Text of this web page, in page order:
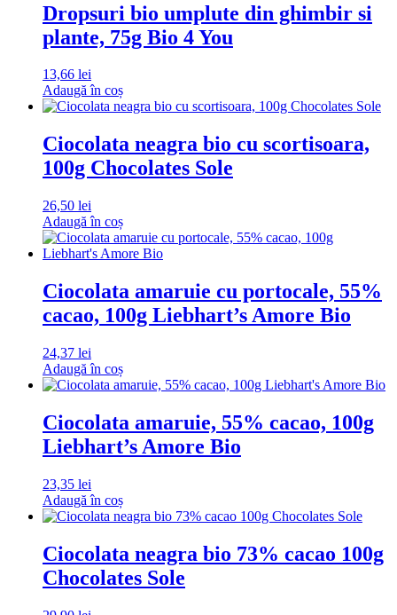
Dropsuri bio umplute din ghimbir si
plante, 75g Bio 4 You
13,66 lei
Adaugă în coș
Ciocolata neagra bio cu scortisoara,
100g Chocolates Sole
26,50 lei
Adaugă în coș
Ciocolata amaruie cu portocale, 55%
cacao, 100g Liebhart’s Amore Bio
24,37 lei
Adaugă în coș
Ciocolata amaruie, 55% cacao, 100g
Liebhart’s Amore Bio
23,35 lei
Adaugă în coș
Ciocolata neagra bio 73% cacao 100g
Chocolates Sole